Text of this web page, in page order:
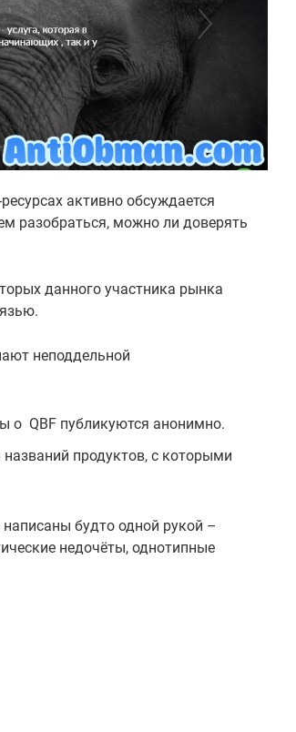
активно обсуждается
разобраться, можно ли доверять
данного участника рынка
неподдельной
о QBF публикуются анонимно.
продуктов, с которыми
будто одной рукой –
недочёты, однотипные